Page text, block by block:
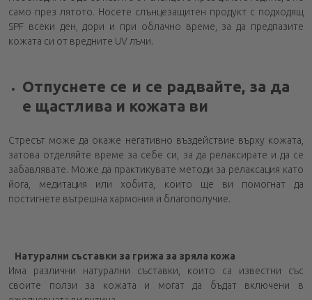
само през лятото. Носете слънцезащитен продукт с подходящ
SPF всеки ден, дори и при облачно време, за да предпазите
кожата си от вредните UV лъчи.
Отпуснете се и се радвайте, за да
е щастлива и кожата ви
Стресът може да окаже негативно въздействие върху кожата,
затова отделяйте време за себе си, за да релаксирате и да се
забавлявате. Може да практикувате методи за релаксация като
йога, медитация или хобита, които ще ви помогнат да
постигнете вътрешна хармония и благополучие.
Натурални съставки за грижа за зряла кожа
Има различни натурални съставки, които са известни със
своите ползи за кожата и могат да бъдат включени в